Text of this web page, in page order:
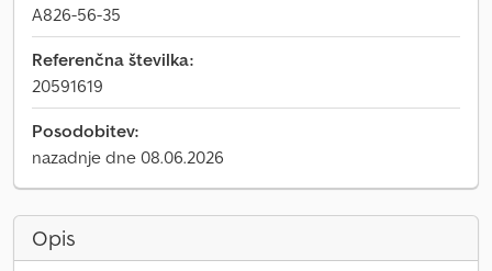
A826-56-35
Referenčna številka:
20591619
Posodobitev:
nazadnje dne 08.06.2026
Opis